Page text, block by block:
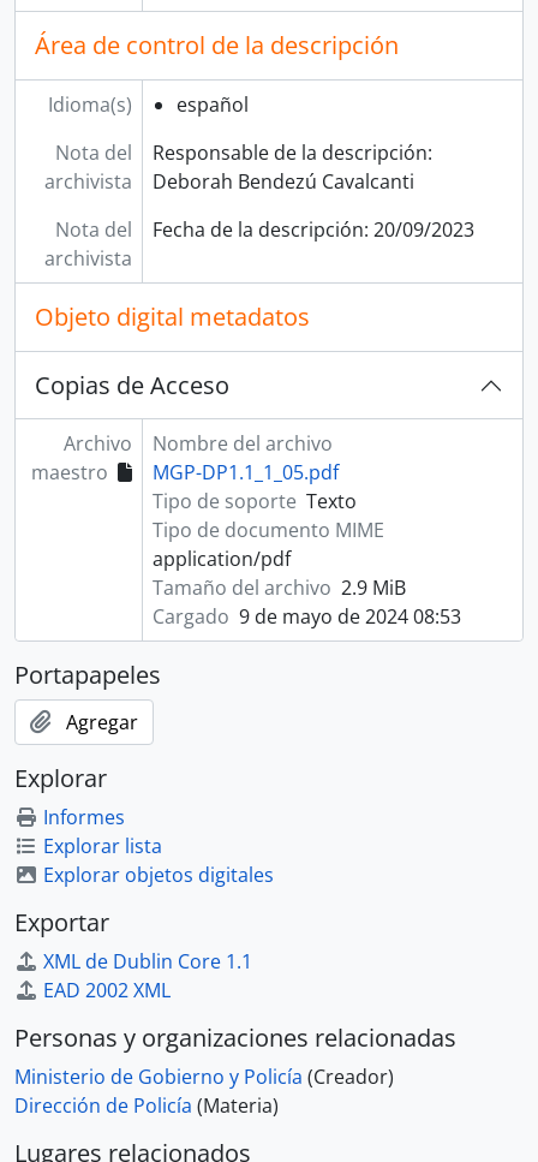
Área de control de la descripción
Idioma(s)
español
Nota del
archivista
Responsable de la descripción:
Deborah Bendezú Cavalcanti
Nota del
archivista
Fecha de la descripción: 20/09/2023
Objeto digital metadatos
Copias de Acceso
Archivo
maestro
Nombre del archivo
MGP-DP1.1_1_05.pdf
Tipo de soporte Texto
Tipo de documento MIME
application/pdf
Tamaño del archivo 2.9 MiB
Cargado 9 de mayo de 2024 08:53
Portapapeles
Agregar
Explorar
Informes
Explorar lista
Explorar objetos digitales
Exportar
XML de Dublin Core 1.1
EAD 2002 XML
Personas y organizaciones relacionadas
Ministerio de Gobierno y Policía (Creador)
Dirección de Policía (Materia)
Lugares relacionados